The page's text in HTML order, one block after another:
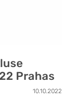
Prahas
10.10.2022